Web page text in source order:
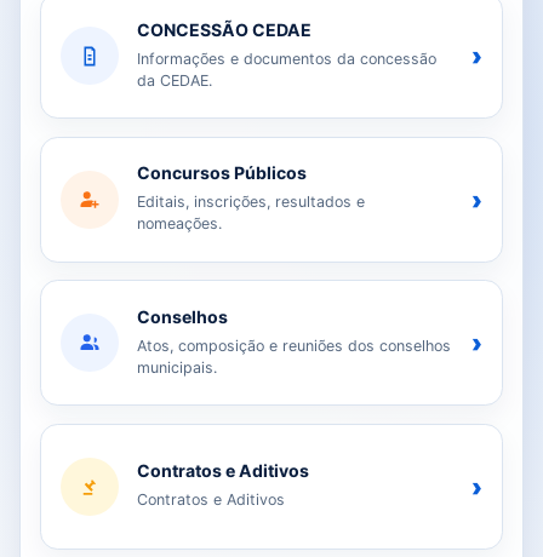
CONCESSÃO CEDAE
Informações e documentos da concessão
da CEDAE.
›
Concursos Públicos
Editais, inscrições, resultados e
nomeações.
›
Conselhos
Atos, composição e reuniões dos conselhos
municipais.
›
Contratos e Aditivos
Contratos e Aditivos ›